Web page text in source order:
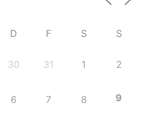
D F S S
30 31 1 2
6 7 8 9